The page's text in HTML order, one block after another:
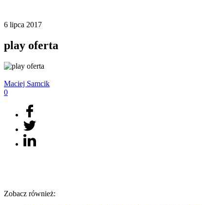
6 lipca 2017
play oferta
Maciej Samcik
0
Zobacz również: